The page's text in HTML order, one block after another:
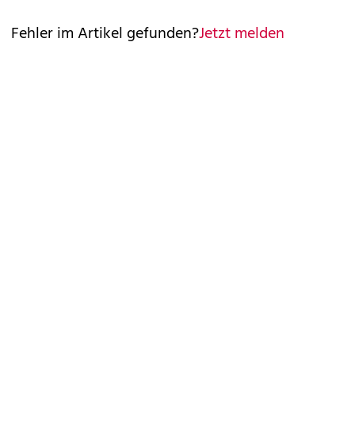
Fehler im Artikel gefunden?Jetzt melden